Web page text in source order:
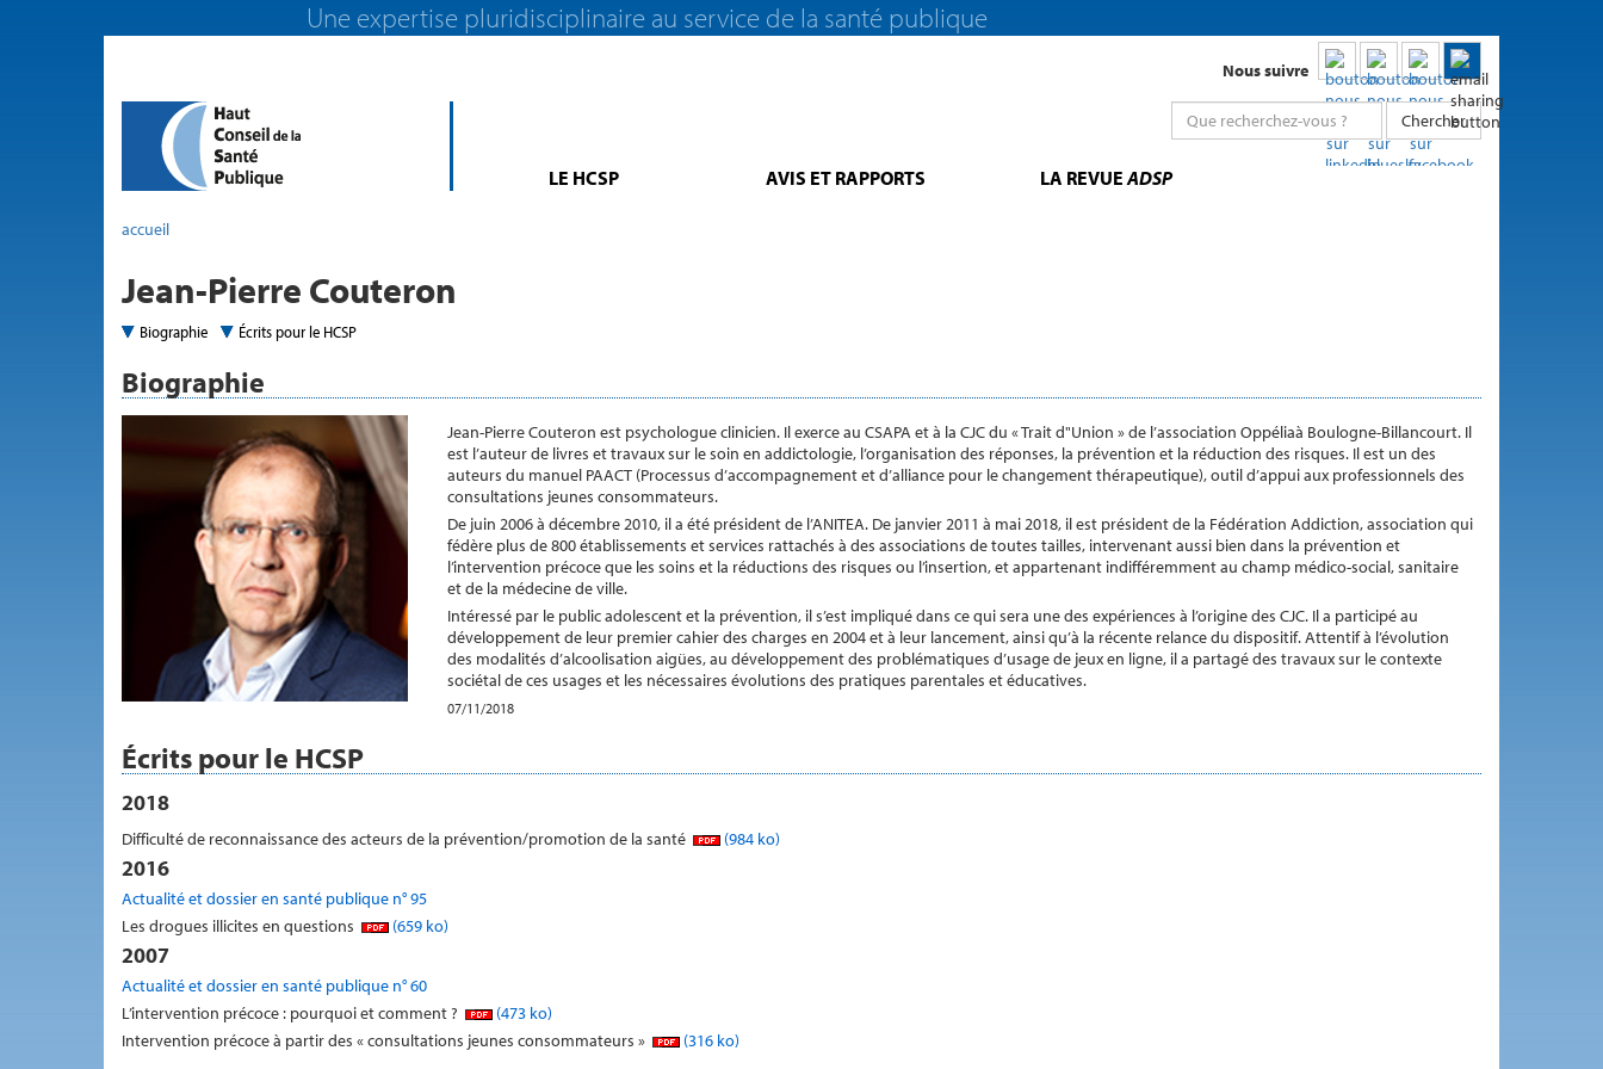
Une expertise pluridisciplinaire au service de la santé publique
Nous suivre
Chercher
LE HCSP AVIS ET RAPPORTS LA REVUEADSP
accueil
Jean-Pierre Couteron
Biographie Écrits pour le HCSP
Biographie
Jean-Pierre Couteron est psychologue clinicien. Il exerce au CSAPA et à la CJC du « Trait d"Union » de l’association Oppéliaà Boulogne-Billancourt. Il
est l’auteur de livres et travaux sur le soin en addictologie, l’organisation des réponses, la prévention et la réduction des risques. Il est un des
auteurs du manuel PAACT (Processus d’accompagnement et d’alliance pour le changement thérapeutique), outil d’appui aux professionnels des
consultations jeunes consommateurs.
De juin 2006 à décembre 2010, il a été président de l’ANITEA. De janvier 2011 à mai 2018, il est président de la Fédération Addiction, association qui
fédère plus de 800 établissements et services rattachés à des associations de toutes tailles, intervenant aussi bien dans la prévention et
l’intervention précoce que les soins et la réductions des risques ou l’insertion, et appartenant indifféremment au champ médico-social, sanitaire
et de la médecine de ville.
Intéressé par le public adolescent et la prévention, il s’est impliqué dans ce qui sera une des expériences à l’origine des CJC. Il a participé au
développement de leur premier cahier des charges en 2004 et à leur lancement, ainsi qu’à la récente relance du dispositif. Attentif à l’évolution
des modalités d’alcoolisation aigües, au développement des problématiques d’usage de jeux en ligne, il a partagé des travaux sur le contexte
sociétal de ces usages et les nécessaires évolutions des pratiques parentales et éducatives.
07/11/2018
Écrits pour le HCSP
2018
Difficulté de reconnaissance des acteurs de la prévention/promotion de la santé (984 ko)
2016
Actualité et dossier en santé publique n° 95
Les drogues illicites en questions
(659 ko)
2007
Actualité et dossier en santé publique n° 60
L’intervention précoce : pourquoi et comment ?
(473 ko)
Intervention précoce à partir des « consultations jeunes consommateurs »
(316 ko)